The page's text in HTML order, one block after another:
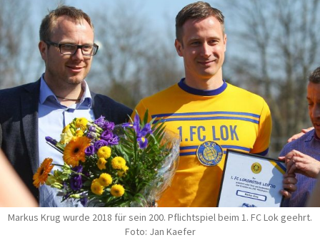
Markus Krug wurde 2018 für sein 200. Pflichtspiel beim 1. FC Lok geehrt.
Foto: Jan Kaefer